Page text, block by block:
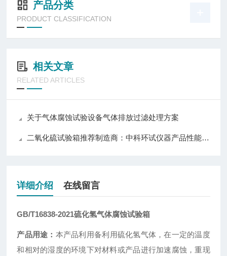
产品分类
PRODUCT CLASSIFICATION
相关文章
RELATED ARTICLES
关于气体腐蚀试验设备气体排放过滤处理方案
二氧化硫试验箱推荐制造商：中科环试仪器产品性能与口碑解析
详细介绍 在线留言
GB/T16838-2021硫化氢气体腐蚀试验箱
产品用途： 本产品利用备利用硫化氢气体，在一定的温度
和相对的湿度的环境下对材料或产品进行加速腐蚀，重现